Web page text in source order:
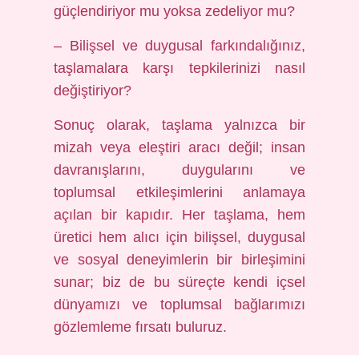
güçlendiriyor mu yoksa zedeliyor mu?
– Bilişsel ve duygusal farkındalığınız,
taşlamalara karşı tepkilerinizi nasıl
değiştiriyor?
Sonuç olarak, taşlama yalnızca bir
mizah veya eleştiri aracı değil; insan
davranışlarını, duygularını ve
toplumsal etkileşimlerini anlamaya
açılan bir kapıdır. Her taşlama, hem
üretici hem alıcı için bilişsel, duygusal
ve sosyal deneyimlerin bir birleşimini
sunar; biz de bu süreçte kendi içsel
dünyamızı ve toplumsal bağlarımızı
gözlemleme fırsatı buluruz.